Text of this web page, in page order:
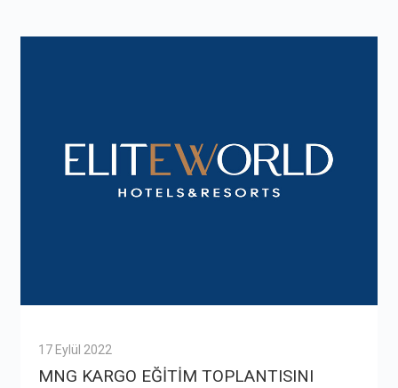
17 Eylül 2022
MNG KARGO EĞİTİM TOPLANTISINI